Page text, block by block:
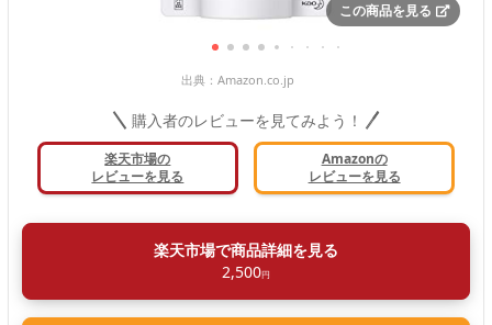
この商品を見る
出典： Amazon.co.jp
購入者のレビューを見てみよう！
楽天市場の
レビューを見る
Amazonの
レビューを見る
楽天市場で商品詳細を見る
2,500円